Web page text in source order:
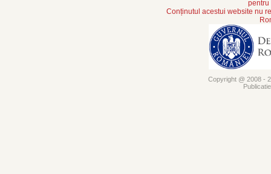
pentru
Conținutul acestui website nu
Copyright @ 2008 -